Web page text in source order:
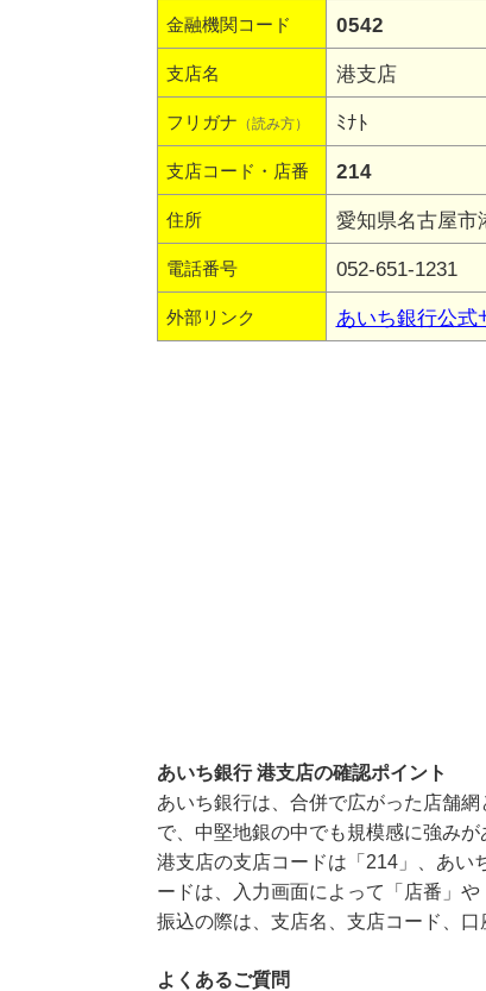
金融機関コード 0542
支店名 港支店
フリガナ （読み方） ﾐﾅﾄ
支店コード・店番 214
住所 愛知県名古屋市
電話番号 052-651-1231
外部リンク あいち銀行公式
あいち銀行 港支店の確認ポイント
あいち銀行は、合併で広がった店舗
で、中堅地銀の中でも規模感に強みが
港支店の支店コードは「214」、あい
ードは、入力画面によって「店番」
振込の際は、支店名、支店コード、口
よくあるご質問